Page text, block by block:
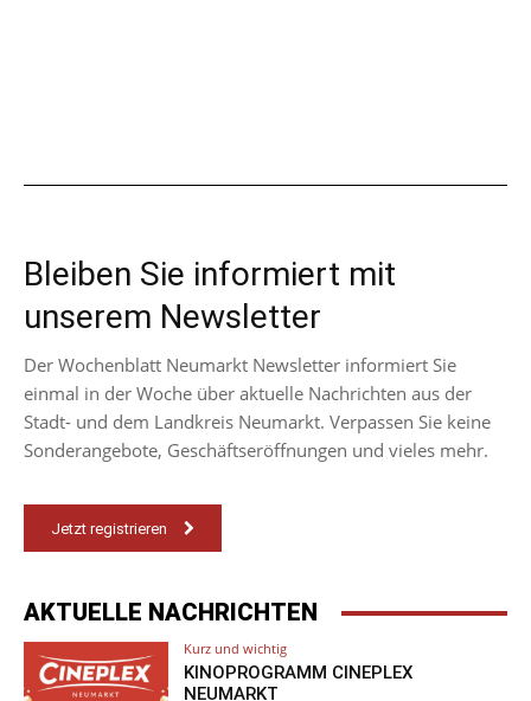
Bleiben Sie informiert mit
unserem Newsletter
Der Wochenblatt Neumarkt Newsletter informiert Sie
einmal in der Woche über aktuelle Nachrichten aus der
Stadt- und dem Landkreis Neumarkt. Verpassen Sie keine
Sonderangebote, Geschäftseröffnungen und vieles mehr.
Jetzt registrieren
AKTUELLE NACHRICHTEN
Kurz und wichtig
KINOPROGRAMM CINEPLEX
NEUMARKT